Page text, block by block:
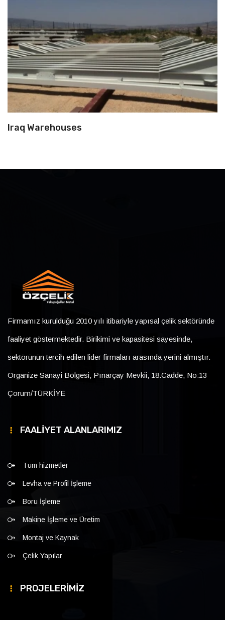
Iraq Warehouses
Firmamız kurulduğu 2010 yılı itibariyle yapısal çelik sektöründe
faaliyet göstermektedir. Birikimi ve kapasitesi sayesinde,
sektörünün tercih edilen lider firmaları arasında yerini almıştır.
Organize Sanayi Bölgesi, Pınarçay Mevkii, 18.Cadde, No:13
Çorum/TÜRKİYE
FAALİYET ALANLARIMIZ
Tüm hizmetler
Levha ve Profil İşleme
Boru İşleme
Makine İşleme ve Üretim
Montaj ve Kaynak
Çelik Yapılar
PROJELERİMİZ